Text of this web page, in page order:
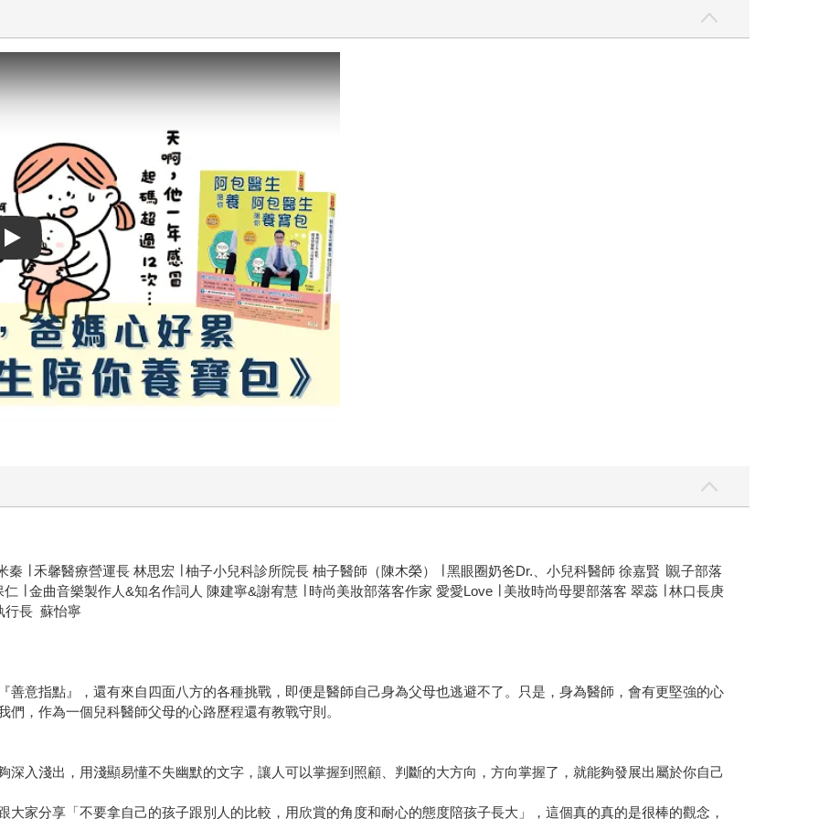
Play video
∣ 禾馨醫療營運長 林思宏 ∣ 柚子小兒科診所院長 柚子醫師（陳木榮） ∣ 黑眼圈奶爸Dr.、小兒科醫師 徐嘉賢 ∣親子部落
∣ 金曲音樂製作人&知名作詞人 陳建寧&謝宥慧 ∣ 時尚美妝部落客作家 愛愛Love ∣ 美妝時尚母嬰部落客 翠蕊 ∣ 林口長庚
行長 蘇怡寧
善意指點』，還有來自四面八方的各種挑戰，即便是醫師自己身為父母也逃避不了。只是，身為醫師，會有更堅強的心
，作為一個兒科醫師父母的心路歷程還有教戰守則。
深入淺出，用淺顯易懂不失幽默的文字，讓人可以掌握到照顧、判斷的大方向，方向掌握了，就能夠發展出屬於你自己
家分享「不要拿自己的孩子跟別人的比較，用欣賞的角度和耐心的態度陪孩子長大」，這個真的真的是很棒的觀念，